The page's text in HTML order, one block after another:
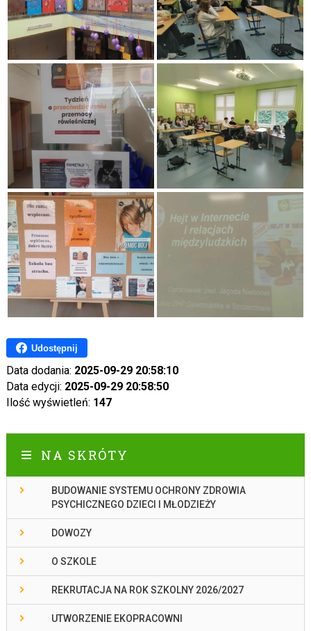
Udostępnij
Data dodania: 2025-09-29 20:58:10
Data edycji: 2025-09-29 20:58:50
Ilość wyświetleń: 147
NA SKRÓTY
BUDOWANIE SYSTEMU OCHRONY ZDROWIA
PSYCHICZNEGO DZIECI I MŁODZIEŻY
DOWOZY
O SZKOLE
REKRUTACJA NA ROK SZKOLNY 2026/2027
UTWORZENIE EKOPRACOWNI